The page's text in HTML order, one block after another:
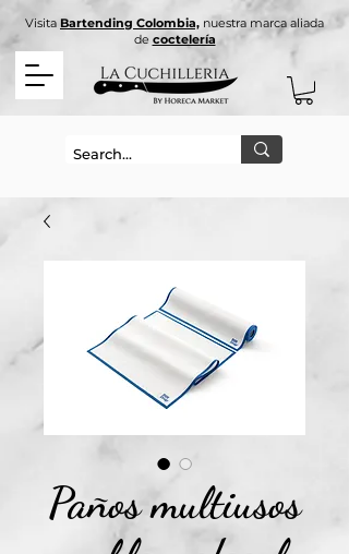
Visita Bartending Colombia, nuestra marca aliada
de coctelería
Paños multiusos